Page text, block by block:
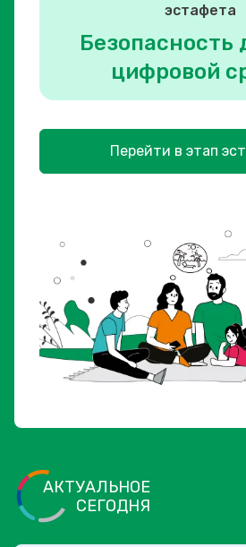
эстафета
Безопасность
цифровой
Перейти в этап
АКТУАЛЬНОЕ
СЕГОДНЯ